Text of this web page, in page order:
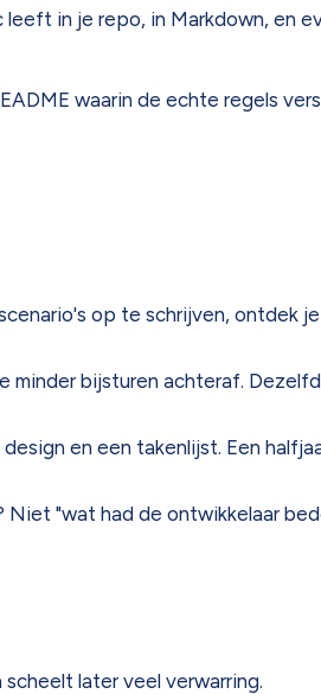
leeft in je repo, in Markdown, en
waarin de echte regels
op te schrijven, ontdek
minder bijsturen achteraf.
en een takenlijst. Een
"wat had de ontwikkelaar
later veel verwarring.